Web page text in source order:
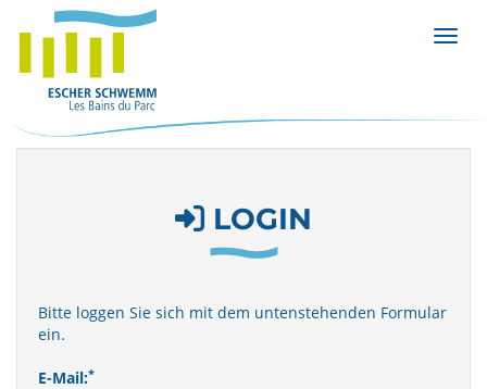
LOGIN
Bitte loggen Sie sich mit dem untenstehenden Formular
ein.
E-Mail:*